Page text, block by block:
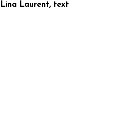
Lina Laurent, text